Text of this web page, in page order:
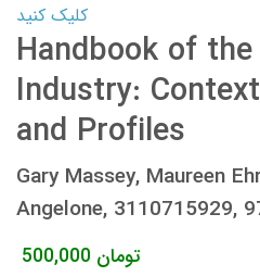
کلیک کنید
Handbook of
Industry:
and Profiles
Gary Massey, Maureen
Angelone, 3110715929,
500,000 تومان